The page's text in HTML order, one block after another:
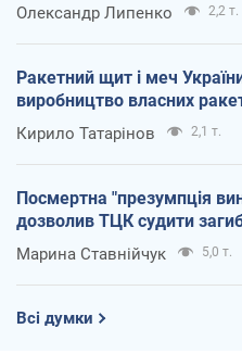
Олександр Липенко 2,2 т.
Ракетний щит і меч
виробництво власних
Кирило Татарінов 2,1 т.
Посмертна "презумпція
дозволив ТЦК судити
Марина Ставнійчук 5,0 т.
Всі думки